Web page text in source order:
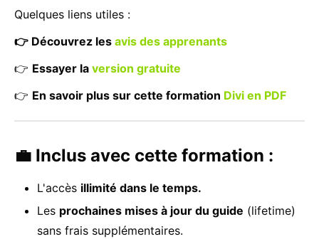
Quelques liens utiles :
👉 Découvrez les avis des apprenants
👉 Essayer la version gratuite
👉 En savoir plus sur cette formation Divi en PDF
💼 Inclus avec cette formation :
L'accès illimité dans le temps.
Les prochaines mises à jour du guide (lifetime)
sans frais supplémentaires.